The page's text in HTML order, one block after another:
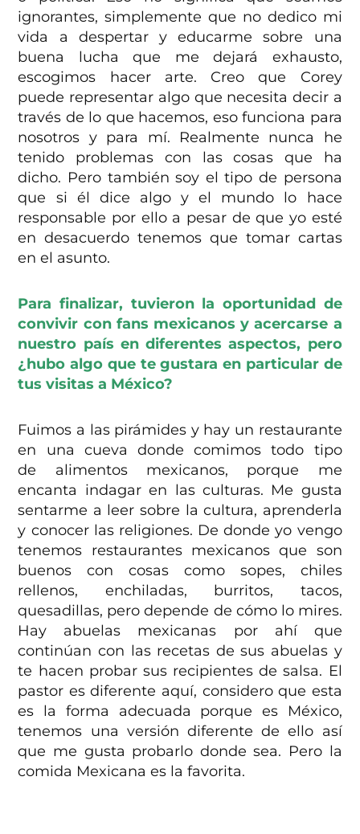
ignorantes, simplemente que no dedico mi
vida a despertar y educarme sobre una
buena lucha que me dejará exhausto,
escogimos hacer arte. Creo que Corey
puede representar algo que necesita decir a
través de lo que hacemos, eso funciona para
nosotros y para mí. Realmente nunca he
tenido problemas con las cosas que ha
dicho. Pero también soy el tipo de persona
que si él dice algo y el mundo lo hace
responsable por ello a pesar de que yo esté
en desacuerdo tenemos que tomar cartas
en el asunto.
Para finalizar, tuvieron la oportunidad de
convivir con fans mexicanos y acercarse a
nuestro país en diferentes aspectos, pero
¿hubo algo que te gustara en particular de
tus visitas a México?
Fuimos a las pirámides y hay un restaurante
en una cueva donde comimos todo tipo
de alimentos mexicanos, porque me
encanta indagar en las culturas. Me gusta
sentarme a leer sobre la cultura, aprenderla
y conocer las religiones. De donde yo vengo
tenemos restaurantes mexicanos que son
buenos con cosas como sopes, chiles
rellenos, enchiladas, burritos, tacos,
quesadillas, pero depende de cómo lo mires.
Hay abuelas mexicanas por ahí que
continúan con las recetas de sus abuelas y
te hacen probar sus recipientes de salsa. El
pastor es diferente aquí, considero que esta
es la forma adecuada porque es México,
tenemos una versión diferente de ello así
que me gusta probarlo donde sea. Pero la
comida Mexicana es la favorita.